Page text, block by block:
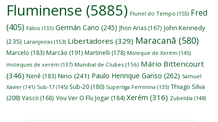
Fluminense (5885) Flunel do Tempo (155) Fred
(405) Fábio (133) Germán Cano (245) Jhon Arias (167) John Kennedy
(235) Laranjeiras (153) Libertadores (329) Maracanã (580)
Marcelo (183) Marcão (191) Martinelli (178) Moleque de Xerém (145)
moleques de xerém (137) Mundial de Clubes (156) Mário Bittencourt
(346) Nenê (183) Nino (241) Paulo Henrique Ganso (262) Samuel
Xavier (141) Sub-17 (145) Sub-20 (180) Superliga Feminina (135) Thiago Silva
(208) Vasco (168) Vou Ver O Flu Jogar (184) Xerém (316) Zubeldía (148)